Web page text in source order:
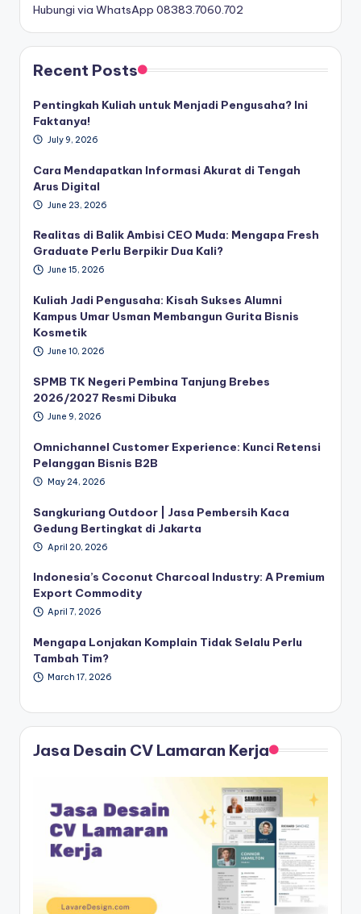
Hubungi via WhatsApp 08383.7060.702
Recent Posts
Pentingkah Kuliah untuk Menjadi Pengusaha? Ini
Faktanya!
July 9, 2026
Cara Mendapatkan Informasi Akurat di Tengah
Arus Digital
June 23, 2026
Realitas di Balik Ambisi CEO Muda: Mengapa Fresh
Graduate Perlu Berpikir Dua Kali?
June 15, 2026
Kuliah Jadi Pengusaha: Kisah Sukses Alumni
Kampus Umar Usman Membangun Gurita Bisnis
Kosmetik
June 10, 2026
SPMB TK Negeri Pembina Tanjung Brebes
2026/2027 Resmi Dibuka
June 9, 2026
Omnichannel Customer Experience: Kunci Retensi
Pelanggan Bisnis B2B
May 24, 2026
Sangkuriang Outdoor | Jasa Pembersih Kaca
Gedung Bertingkat di Jakarta
April 20, 2026
Indonesia’s Coconut Charcoal Industry: A Premium
Export Commodity
April 7, 2026
Mengapa Lonjakan Komplain Tidak Selalu Perlu
Tambah Tim?
March 17, 2026
Jasa Desain CV Lamaran Kerja